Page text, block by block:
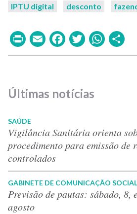
IPTU digital desconto
PrintEmailFacebook
Twitter
Últimas notícias
SAÚDE
Vigilância Sanitária orienta
procedimento para emissão de
controlados
GABINETE DE COMUNICAÇÃO SOCIAL
Previsão de pautas: sábado, 8,
agosto